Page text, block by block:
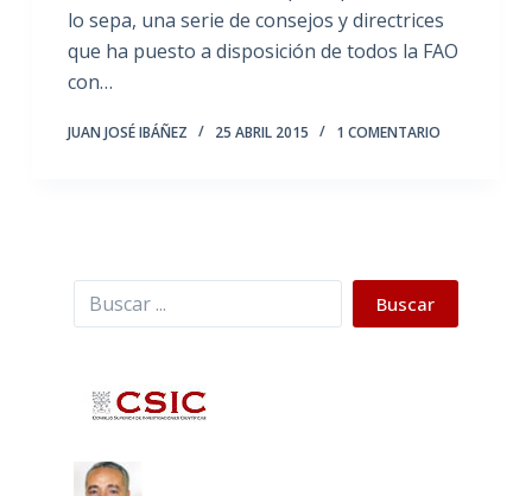
lo sepa, una serie de consejos y directrices
que ha puesto a disposición de todos la FAO
con…
JUAN JOSÉ IBÁÑEZ 25 ABRIL 2015 1 COMENTARIO
Buscar Buscar